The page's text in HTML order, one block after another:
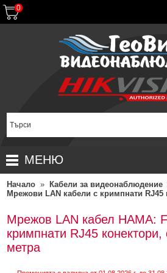
0
МЕНЮ
НАЧАЛО
ПРОМОЦИИ
НОВИ ПРОДУКТИ
КОМПЛЕКТИ ЗА ВИДЕОНАБЛЮДЕНИЕ
ЗА ДИСТРИБУТОРИ
ГАРАНЦИОННИ УСЛОВИЯ
ДОСТАВКИ
Начало » Кабели за видеонаблюдение
Мрежови LAN кабели с кримпнати RJ45
Мрежов LAN кабел HAMA:
кримпнати RJ45
метра